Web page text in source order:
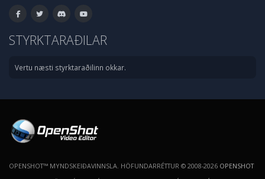
STYRKTARAÐILAR
Vertu næsti styrktaraðilinn okkar.
OPENSHOT™ MYNDSKEIÐAVINNSLA. HÖFUNDARRÉTTUR © 2008-2026 OPENSHOT